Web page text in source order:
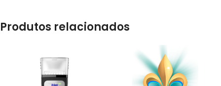
Produtos relacionados